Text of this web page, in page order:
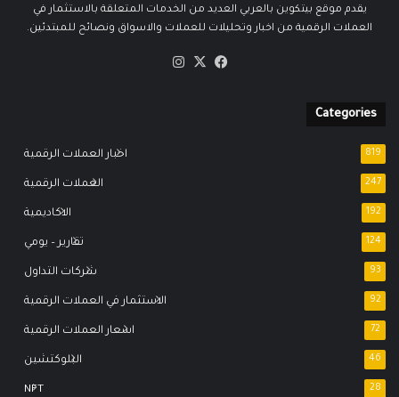
يقدم موقع بيتكوين بالعربي العديد من الخدمات المتعلقة بالاستثمار في
العملات الرقمية من اخبار وتحليلات للعملات والاسواق ونصائح للمبتدئين.
فيسبوك
‫X
Categories
اخبار العملات الرقمية 819
العملات الرقمية 247
الاكاديمية 192
تقارير – يومي 124
شركات التداول 93
الاستثمار في العملات الرقمية 92
اسعار العملات الرقمية 72
البلوكتشين 46
NFT 28